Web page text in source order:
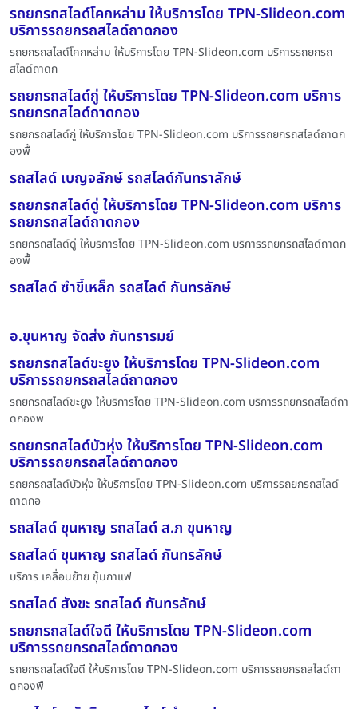
รถยกรถสไลด์โคกหล่าม ให้บริการโดย TPN-Slideon.com
บริการรถยกรถสไลด์ถาดกอง
รถยกรถสไลด์โคกหล่าม ให้บริการโดย TPN-Slideon.com บริการรถยกรถ
สไลด์ถาดก
รถยกรถสไลด์กู่ ให้บริการโดย TPN-Slideon.com บริการ
รถยกรถสไลด์ถาดกอง
รถยกรถสไลด์กู่ ให้บริการโดย TPN-Slideon.com บริการรถยกรถสไลด์ถาดก
องพื้
รถสไลด์ เบญจลักษ์ รถสไลด์กันทราลักษ์
รถยกรถสไลด์ดู่ ให้บริการโดย TPN-Slideon.com บริการ
รถยกรถสไลด์ถาดกอง
รถยกรถสไลด์ดู่ ให้บริการโดย TPN-Slideon.com บริการรถยกรถสไลด์ถาดก
องพื้
รถสไลด์ ซำขี้เหล็ก รถสไลด์ กันทรลักษ์
อ.ขุนหาญ จัดส่ง กันทรารมย์
รถยกรถสไลด์ขะยูง ให้บริการโดย TPN-Slideon.com
บริการรถยกรถสไลด์ถาดกอง
รถยกรถสไลด์ขะยูง ให้บริการโดย TPN-Slideon.com บริการรถยกรถสไลด์ถา
ดกองพ
รถยกรถสไลด์บัวหุ่ง ให้บริการโดย TPN-Slideon.com
บริการรถยกรถสไลด์ถาดกอง
รถยกรถสไลด์บัวหุ่ง ให้บริการโดย TPN-Slideon.com บริการรถยกรถสไลด์
ถาดกอ
รถสไลด์ ขุนหาญ รถสไลด์ ส.ภ ขุนหาญ
รถสไลด์ ขุนหาญ รถสไลด์ กันทรลักษ์
บริการ เคลื่อนย้าย ชุ้มกาแฟ
รถสไลด์ สังขะ รถสไลด์ กันทรลักษ์
รถยกรถสไลด์ใจดี ให้บริการโดย TPN-Slideon.com
บริการรถยกรถสไลด์ถาดกอง
รถยกรถสไลด์ใจดี ให้บริการโดย TPN-Slideon.com บริการรถยกรถสไลด์ถา
ดกองพื